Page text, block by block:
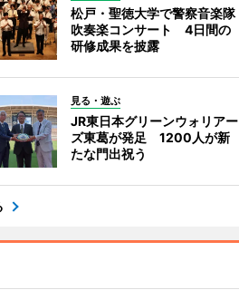
松戸・聖徳大学で警察音楽隊
吹奏楽コンサート 4日間の
研修成果を披露
見る・遊ぶ
JR東日本グリーンウォリアー
ズ東葛が発足 1200人が新
たな門出祝う